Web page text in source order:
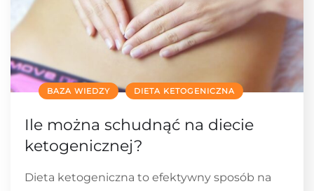
BAZA WIEDZY DIETA KETOGENICZNA
Ile można schudnąć na diecie
ketogenicznej?
Dieta ketogeniczna to efektywny sposób na